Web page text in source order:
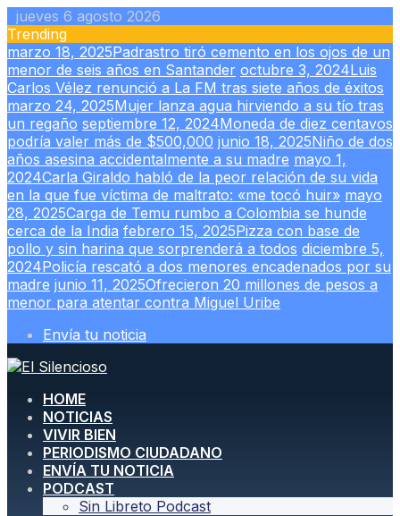
Skip
to
content
jueves 6 agosto 2026
Trending
marzo 18, 2025Padrastro tiró cemento en los ojos de un
menor de seis años en Santander octubre 3, 2024Luis
Carlos Vélez renunció a La FM tras siete años de éxitos
marzo 24, 2025Mujer lanza agua hirviendo a su tío tras
un regaño septiembre 12, 2024Moneda de diez centavos
podría valer más de $500,000 junio 18, 2025Niño de dos
años asesina accidentalmente a su madre mayo 1,
2024Carla Giraldo habló de la peor relación de su vida
en la que fue víctima de maltrato: «me tocó huir» mayo
28, 2025Carga de Temu rumbo a Colombia se hunde
cerca de la India febrero 15, 2025Pizza con base de
pollo y sin harina que sorprenderá a todos diciembre 5,
2024Policía rescató a dos menores encadenados por su
madre junio 11, 2025Ofrecieron 20 millones de pesos a
menor para atentar contra Miguel Uribe
Envía tu noticia
HOME
NOTICIAS
VIVIR BIEN
PERIODISMO CIUDADANO
ENVÍA TU NOTICIA
PODCAST
Sin Libreto Podcast